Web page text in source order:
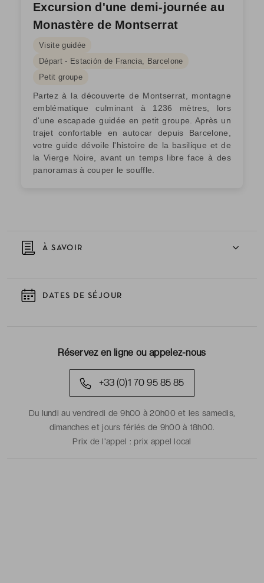
À SAVOIR
DATES DE SÉJOUR
Réservez en ligne ou appelez-nous
+33 (0)1 70 95 85 85
Du lundi au vendredi de 9h00 à 20h00 et les samedis,
dimanches et jours fériés de 9h00 à 18h00.
Prix de l'appel :prix appel local
Excursion d'une demi-journée au
Monastère de Montserrat
Visite guidée
Départ - Estación de Francia, Barcelone
Petit groupe
Partez à la découverte de Montserrat, montagne
emblématique culminant à 1236 mètres, lors
d'une escapade guidée en petit groupe. Après un
trajet confortable en autocar depuis Barcelone,
votre guide dévoile l'histoire de la basilique et de
la Vierge Noire, avant un temps libre face à des
panoramas à couper le souffle.